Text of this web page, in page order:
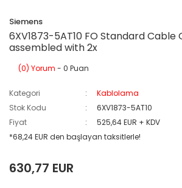
Siemens
6XV1873-5AT10 FO Standard Cable
assembled with 2x
(0) Yorum - 0 Puan
Kategori
Kablolama
Stok Kodu
6XV1873-5AT10
Fiyat
525,64 EUR + KDV
*68,24 EUR den başlayan taksitlerle!
630,77 EUR